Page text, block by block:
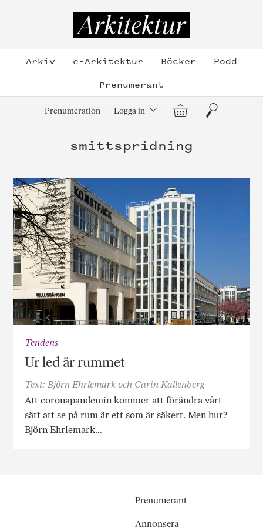
Arkiv e-Arkitektur Böcker
Podd
Prenumerant
Prenumeration Logga in Varukorg
Sök
smittspridning
Tendens
Ur led är rummet
Text: Björn Ehrlemark och Carin Kallenberg
Att coronapandemin kommer att förändra vårt
sätt att se på rum är ett som är säkert. Men hur?
Björn Ehrlemark…
Prenumerant
Annonsera